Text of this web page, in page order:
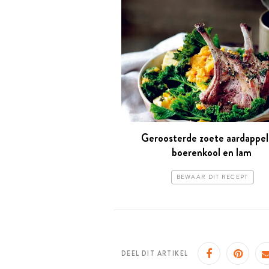
Geroosterde zoete
boerenkool en lam
BEWAAR DIT RECEPT
DEEL DIT ARTIKEL